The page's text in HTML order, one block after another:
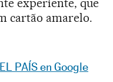
experiente, que
cartão amarelo.
Sociales
PAÍS en Google